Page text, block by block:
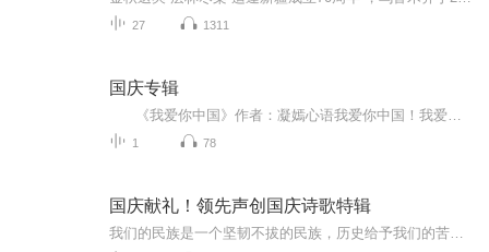
27 1311
国庆专辑
1 78
国庆献礼！领先声创国庆诗歌特辑